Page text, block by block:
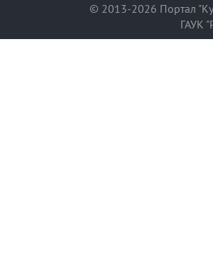
© 2013-2026 Портал
ГАУК